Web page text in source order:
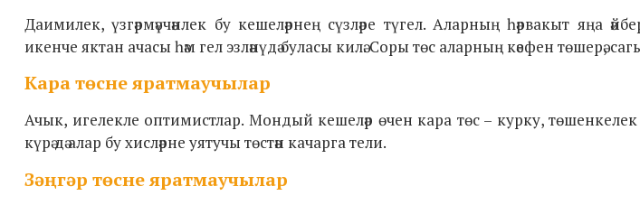
Даимилек, үзгәрмәүчәнлек бу кешеләрнең сүзләре түгел. Аларның һәрвакыт яңа
икенче яктан ачасы һәм гел эзләнүдә буласы килә. Соры төс аларның кәефен төшерә,
Кара төсне яратмаучылар
Ачык, игелекле оптимистлар. Мондый кешеләр өчен кара төс – курку, төшенкелек
күрә дә алар бу хисләрне уятучы төстән качарга тели.
Зәңгәр төсне яратмаучылар